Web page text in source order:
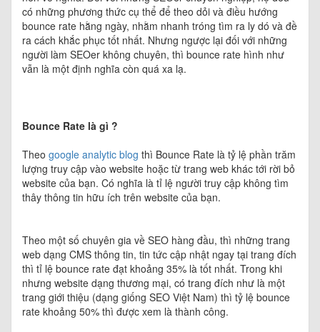
có những phương thức cụ thể để theo dỏi và điều hướng
bounce rate hằng ngày, nhằm nhanh tróng tìm ra ly dó và đề
ra cách khắc phục tốt nhất. Nhưng ngược lại đối với những
người làm SEOer không chuyên, thì bounce rate hình như
vẫn là một định nghĩa còn quá xa lạ.
Bounce Rate là gì ?
Theo google analytic blog thì Bounce Rate là tỷ lệ phần trăm
lượng truy cập vào website hoặc từ trang web khác tới rời bỏ
website của bạn. Có nghĩa là tỉ lệ người truy cập không tìm
thây thông tin hữu ích trên website của bạn.
Theo một số chuyên gia về SEO hàng đầu, thì những trang
web dạng CMS thông tin, tin tức cập nhật ngay tại trang đích
thì tỉ lệ bounce rate đạt khoảng 35% là tốt nhất. Trong khi
nhưng website dạng thương mại, có trang đích như là một
trang giới thiệu (dạng giống SEO Việt Nam) thì tỷ lệ bounce
rate khoảng 50% thì được xem là thành công.